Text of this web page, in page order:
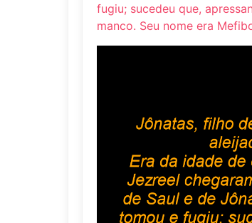
fugiu; sucedeu que,
manco. Seu nome era